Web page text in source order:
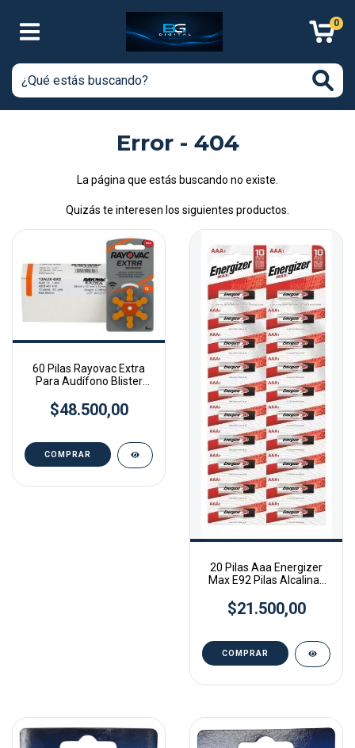
0
Error - 404
La página que estás buscando no existe.
Quizás te interesen los siguientes productos.
60 Pilas Rayovac Extra
Para Audífono Blister
$48.500,00
20 Pilas Aaa Energizer
Max E92 Pilas Alcalinas
$21.500,00